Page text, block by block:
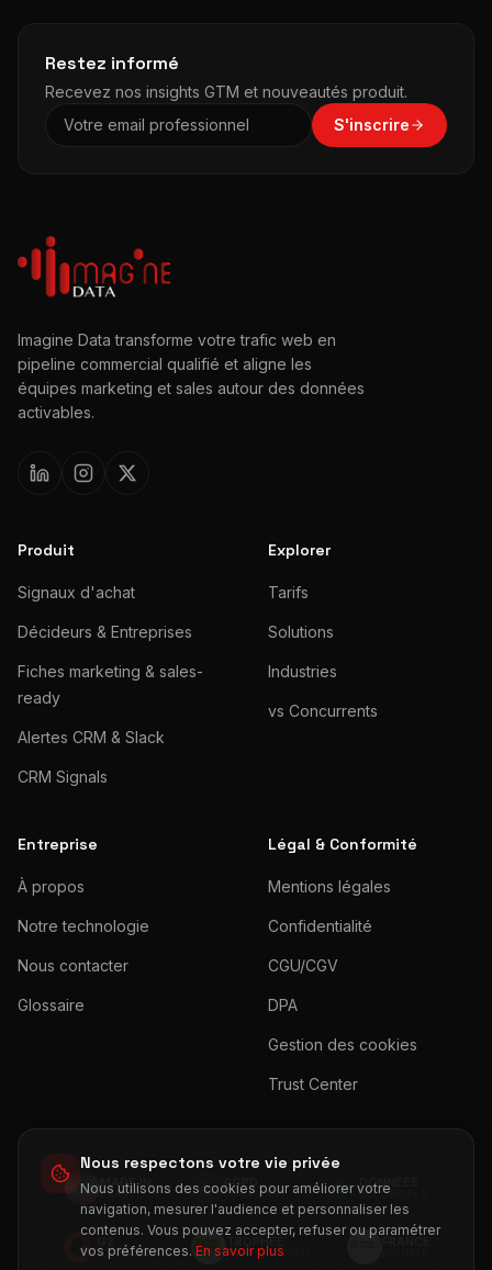
Restez informé
Recevez nos insights GTM et nouveautés produit.
S'inscrire
Imagine Data transforme votre trafic web en
pipeline commercial qualifié et aligne les
équipes marketing et sales autour des données
activables.
Produit
Signaux d'achat
Décideurs & Entreprises
Fiches marketing & sales-
ready
Alertes CRM & Slack
CRM Signals
Explorer
Tarifs
Solutions
Industries
vs Concurrents
Entreprise
À propos
Notre technologie
Nous contacter
Glossaire
Légal & Conformité
Mentions légales
Confidentialité
CGU/CGV
DPA
Gestion des cookies
Trust Center
MADE IN
FRANCE
★
★
★
★
★ RGPD
COMPLIANT
DONNÉES
SÉCURISÉES
TOP RATED
TROPHÉE
CMIT MARTECH
Nous respectons votre vie privée
Nous utilisons des cookies pour améliorer votre
navigation, mesurer l'audience et personnaliser les
contenus. Vous pouvez accepter, refuser ou paramétrer
vos préférences. En savoir plus